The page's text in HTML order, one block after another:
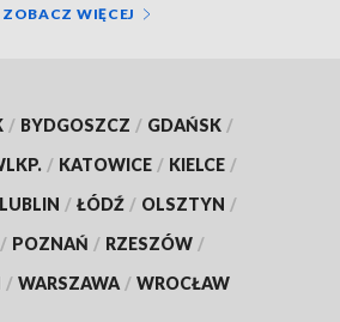
ZOBACZ WIĘCEJ
/ BYDGOSZCZ / GDAŃSK /
/ KATOWICE / KIELCE /
LUBLIN / ŁÓDŹ / OLSZTYN /
/ POZNAŃ / RZESZÓW /
/ WARSZAWA / WROCŁAW